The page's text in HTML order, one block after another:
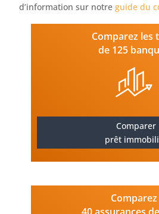
d’information sur notreguide du
Comparez les
de 125
Comparer
prêt
Comparez